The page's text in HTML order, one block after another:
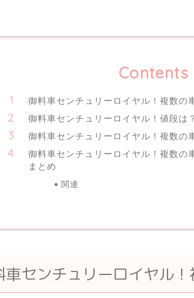
Contents
御料車センチュリーロイヤル！複数の
御料車センチュリーロイヤル！値段は？
御料車センチュリーロイヤル！複数の
御料車センチュリーロイヤル！複数
まとめ
関連
車センチュリーロイヤル